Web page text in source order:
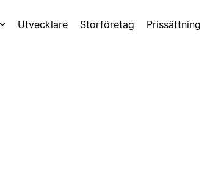
Utvecklare Storföretag Prissättning